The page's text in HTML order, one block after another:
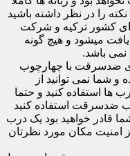
را در نظر داشته باشید
کشور ترکیه و شرکت
میشود و هیچ گونه
نمی باشد.
ضدسرقت با چهارچوب
شما نمی توانید از
ها استفاده کنید و حتما
ضدسرقت استفاده کنید
قادر خواهید بود یک درب
امنیت مکان مورد نظرتان